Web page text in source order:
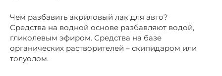
Чем разбавить акриловый лак для авто?
Средства на водной основе разбавляют водой,
гликолевым эфиром. Средства на базе
органических растворителей – скипидаром или
толуолом.